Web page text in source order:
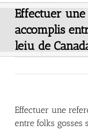
Effectuer
accomplis
leiu de
Effectuer une
entre folks gosses